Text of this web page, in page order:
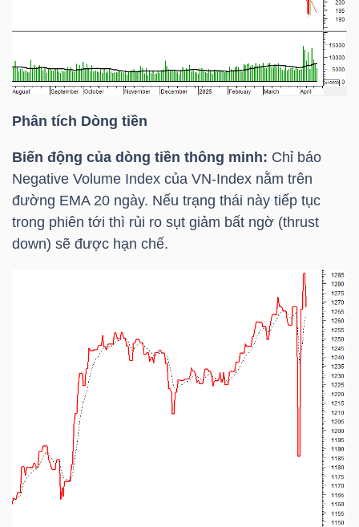
Phân tích Dòng tiền
Biến động của dòng tiền thông minh: Chỉ báo
Negative Volume Index của VN-Index nằm trên
đường EMA 20 ngày. Nếu trạng thái này tiếp tục
trong phiên tới thì rủi ro sụt giảm bất ngờ (thrust
down) sẽ được hạn chế.
Lãnh
đạo
(-)
Tất cả Người nội bộ Người liên quan Cổ đông lớn
Tin
tức
(-)
Báo
cáo